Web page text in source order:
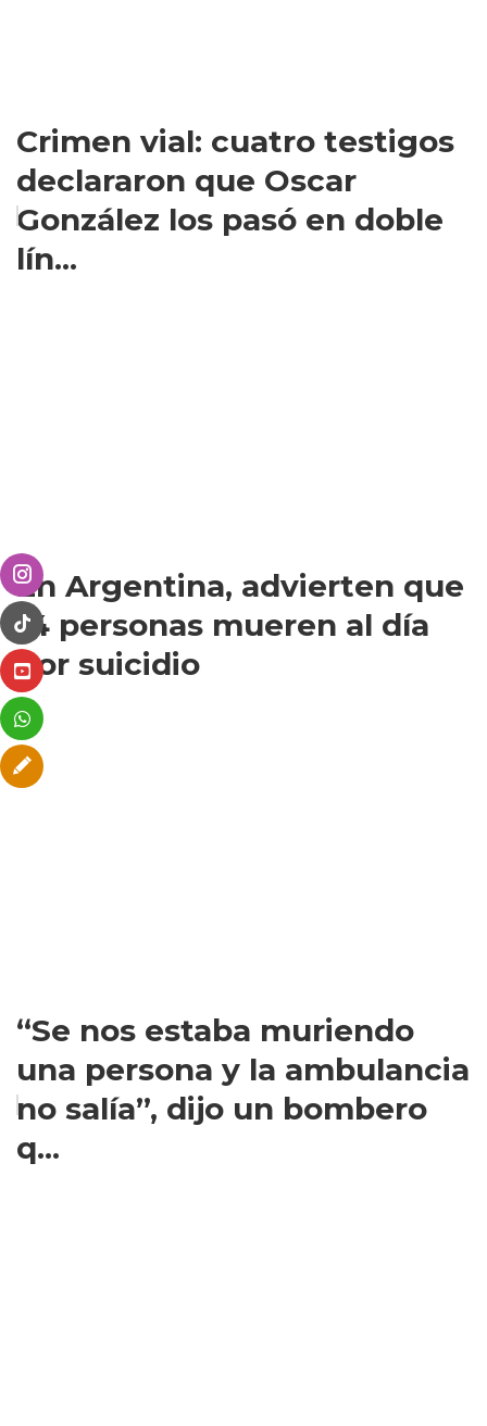
Crimen vial: cuatro testigos
declararon que Oscar
González los pasó en doble
lín...
En Argentina, advierten que
14 personas mueren al día
por suicidio
“Se nos estaba muriendo
una persona y la ambulancia
no salía”, dijo un bombero
q...